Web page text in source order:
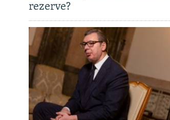
rezerve?